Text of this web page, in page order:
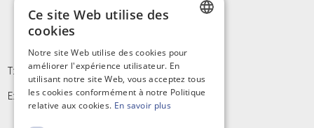
Petit materiel et Hygiène
T: +32 9/373 77 65
E: info@kinergy.be
FRENCH
Ce site Web utilise des
cookies
Notre site Web utilise des cookies pour
améliorer l'expérience utilisateur. En
utilisant notre site Web, vous acceptez tous
les cookies conformément à notre Politique
relative aux cookies. En savoir plus